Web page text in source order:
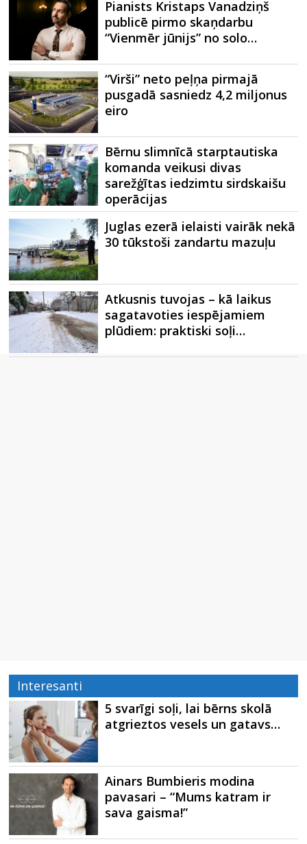
Pianists Kristaps Vanadziņš
publicē pirmo skaņdarbu
“Vienmēr jūnijs” no solo…
“Virši” neto peļņa pirmajā
pusgadā sasniedz 4,2 miljonus
eiro
Bērnu slimnīcā starptautiska
komanda veikusi divas
sarežģītas iedzimtu sirdskaišu
operācijas
Juglas ezerā ielaisti vairāk nekā
30 tūkstoši zandartu mazuļu
Atkusnis tuvojas – kā laikus
sagatavoties iespējamiem
plūdiem: praktiski soļi…
Interesanti
5 svarīgi soļi, lai bērns skolā
atgrieztos vesels un gatavs…
Ainars Bumbieris modina
pavasari – “Mums katram ir
sava gaisma!”